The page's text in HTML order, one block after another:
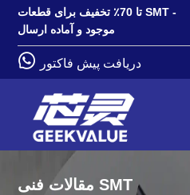
تا 70٪ تخفیف برای قطعات SMT -
موجود و آماده ارسال
دریافت پیش فاکتور
مقالات فنی SMT